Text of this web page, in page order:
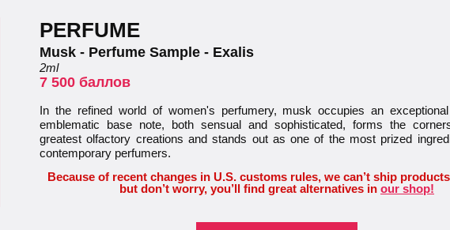
PERFUME
Musk - Perfume Sample - Exalis
2ml
7 500 баллов
In the refined world of women's perfumery, musk occupies an
emblematic base note, both sensual and sophisticated, forms the
greatest olfactory creations and stands out as one of the most prized
contemporary perfumers.
Because of recent changes in U.S. customs rules, we can’t ship
but don’t worry, you’ll find great alternatives in our shop!